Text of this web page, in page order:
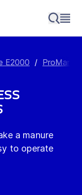
E2000 /
a manure
to operate